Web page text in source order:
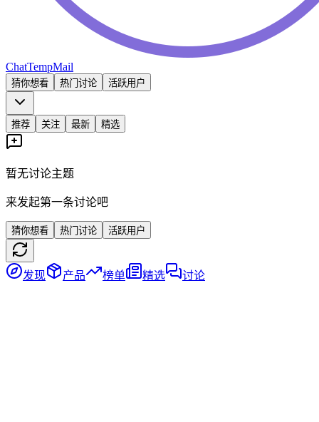
ChatTempMail
猜你想看 热门讨论 活跃用户
推荐 关注 最新 精选
暂无讨论主题
来发起第一条讨论吧
猜你想看 热门讨论 活跃用户
发现 产品 榜单 精选 讨论